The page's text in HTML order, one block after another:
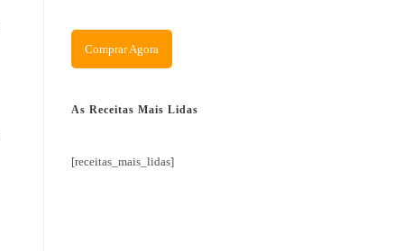
Comprar Agora
As Receitas Mais Lidas
[receitas_mais_lidas]